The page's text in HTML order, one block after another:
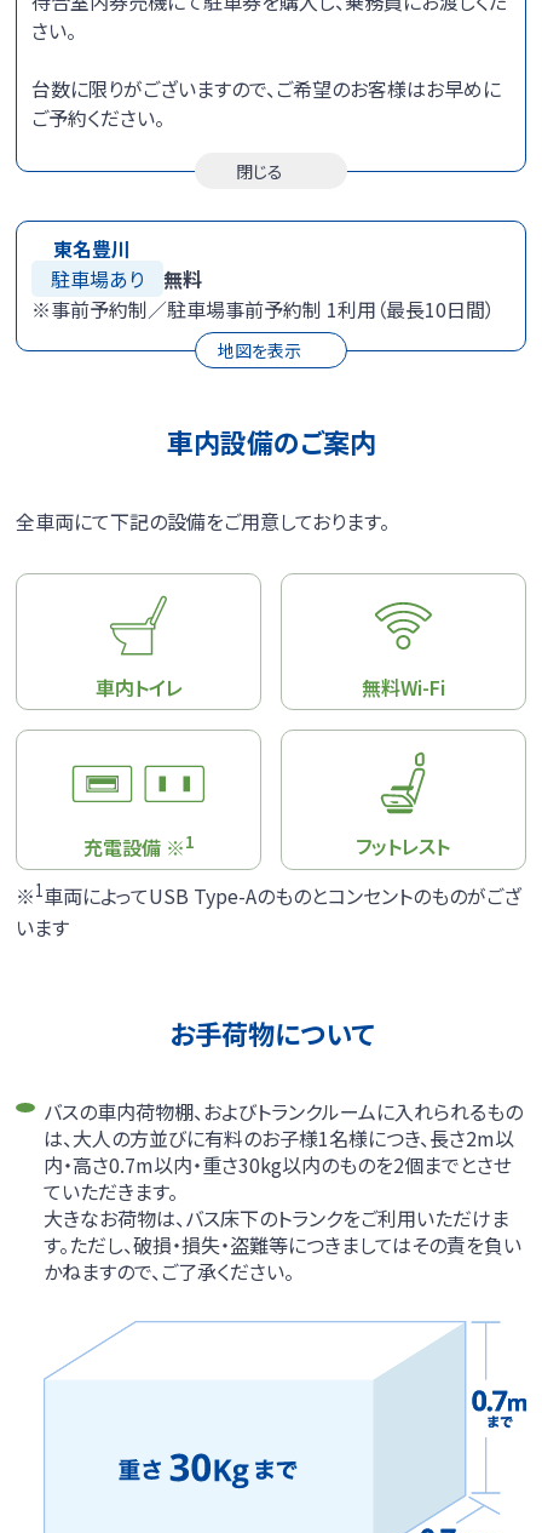
閉じる
さい。
台数に限りがございますので、ご希望のお客様はお早めに
ご予約ください。
東名豊川
駐車場あり
無料
※事前予約制／駐車場事前予約制 1利用（最長10日間）
地図を表示
ご希望のお客様は下記よりご予約ください。尚、駐車場のキ
ャンセル待ちは受け付けておりませんのでご了承願います。
東名豊川駐車場のご利用は無料です（最長10日間）。
2名につき1台（1名は1台、3名は2台）までとさせていただき
ます。
台数に限りがございますので、ご希望のお客様はお早めにご
予約ください。
※無断駐車はご遠慮ください。
車内設備のご案内
全車両にて下記の設備をご用意しております。
車内トイレ 無料Wi-Fi
充電設備 ※1
フットレスト
※1車両によってUSB Type-Aのものとコンセントのものがござ
います
お手荷物について
バスの車内荷物棚、およびトランクルームに入れられるもの
は、大人の方並びに有料のお子様1名様につき、長さ2m以
内・高さ0.7m以内・重さ30kg以内のものを2個までとさせ
ていただきます。
大きなお荷物は、バス床下のトランクをご利用いただけま
す。ただし、破損・損失・盗難等につきましてはその責を負い
かねますので、ご了承ください。